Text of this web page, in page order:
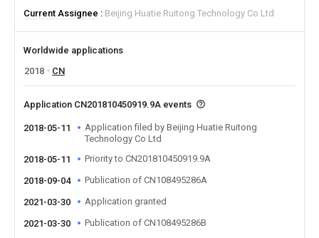
Current Assignee
Beijing Huatie Ruitong Technology Co Ltd
Worldwide applications
2018
CN
Application CN201810450919.9A events
2018-05-11
Application filed by Beijing Huatie Ruitong
Technology Co Ltd
2018-05-11
Priority to CN201810450919.9A
2018-09-04 Publication of CN108495286A
2021-03-30 Application granted
2021-03-30 Publication of CN108495286B